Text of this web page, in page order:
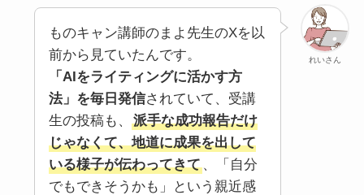
れいさん
ものキャン講師のまよ先生のXを以
前から見ていたんです。
「AIをライティングに活かす方
法」を毎日発信されていて、受講
生の投稿も、
派手な成功報告だけ
じゃなくて、地道に成果を出して
いる様子が伝わってきて、「自分
でもできそうかも」という親近感